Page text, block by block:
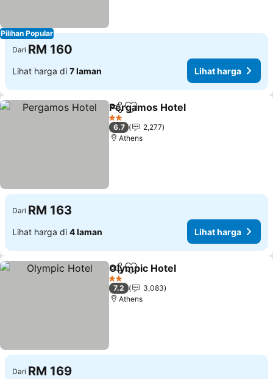
Pilihan Popular
Dari RM 160
Lihat harga di 7 laman Lihat harga
KongsiTambah ke favorit
Pergamos Hotel
2 Bintang
6.7
2,277
Athens
Dari RM 163
Lihat harga di 4 laman Lihat harga
KongsiTambah ke favorit
Olympic Hotel
2 Bintang
7.2
3,083
Athens
Dari RM 169